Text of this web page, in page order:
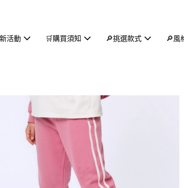
活動 🛒購買須知 🔎挑選款式 🔎風